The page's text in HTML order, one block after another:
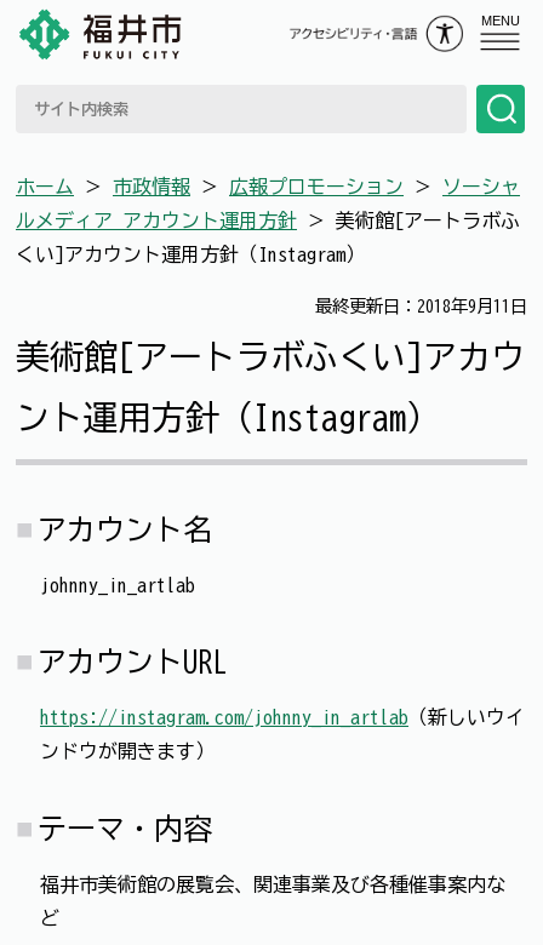
MENU
ホーム ＞ 市政情報 ＞ 広報プロモーション ＞
ソーシャ
ルメディア アカウント運用方針 ＞ 美術館[アートラボふ
くい]アカウント運用方針（Instagram）
最終更新日：2018年9月11日
美術館[アートラボふくい]アカウ
ント運用方針（Instagram）
アカウント名
johnny_in_artlab
アカウントURL
https://instagram.com/johnny_in_artlab （新しいウイ
ンドウが開きます）
テーマ・内容
福井市美術館の展覧会、関連事業及び各種催事案内な
ど